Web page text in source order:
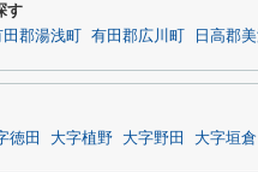
す
郡湯浅町 有田郡広川町 日高郡美
徳田 大字植野 大字野田 大字垣倉